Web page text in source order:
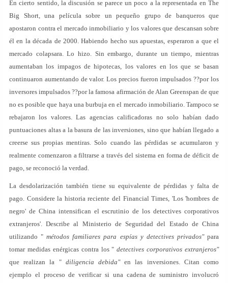
En cierto sentido, la discusión se parece un poco a la representada en The
Big Short, una película sobre un pequeño grupo de banqueros que
apostaron contra el mercado inmobiliario y los valores que descansan sobre
él en la década de 2000. Habiendo hecho sus apuestas, esperaron a que el
mercado colapsara. Lo hizo. Sin embargo, durante un tiempo, mientras
aumentaban los impagos de hipotecas, los valores en los que se basan
continuaron aumentando de valor. Los precios fueron impulsados ??por los
inversores impulsados ??por la famosa afirmación de Alan Greenspan de que
no es posible que haya una burbuja en el mercado inmobiliario. Tampoco se
rebajaron los valores. Las agencias calificadoras no solo habían dado
puntuaciones altas a la basura de las inversiones, sino que habían llegado a
creerse sus propias mentiras. Solo cuando las pérdidas se acumularon y
realmente comenzaron a filtrarse a través del sistema en forma de déficit de
pago, se reconoció la verdad.
La desdolarización también tiene su equivalente de pérdidas y falta de
pago. Considere la historia reciente del Financial Times, 'Los 'hombres de
negro' de China intensifican el escrutinio de los detectives corporativos
extranjeros'. Describe al Ministerio de Seguridad del Estado de China
utilizando "métodos familiares para espías y detectives privados"para
tomar medidas enérgicas contra los "detectives corporativos extranjeros"
que realizan la " diligencia debida"en las inversiones. Citan como
ejemplo el proceso de verificar si una cadena de suministro involucró